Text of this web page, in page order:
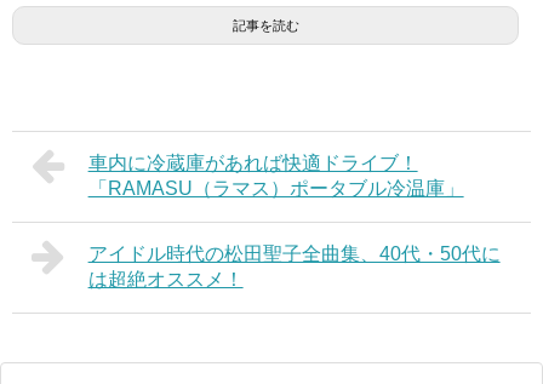
記事を読む
車内に冷蔵庫があれば快適ドライブ！
「RAMASU（ラマス）ポータブル冷温庫」
アイドル時代の松田聖子全曲集、40代・50代に
は超絶オススメ！